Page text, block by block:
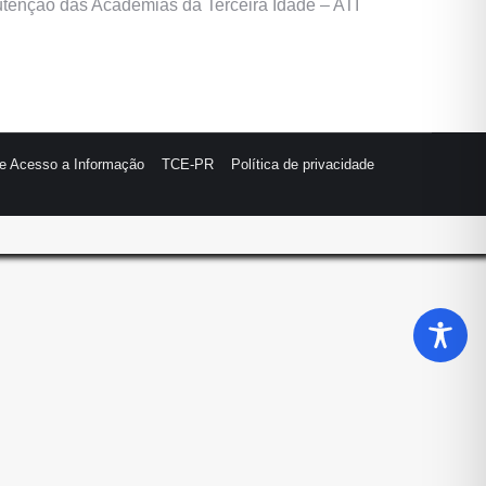
das Academias da Terceira Idade – ATI
Acesso a Informação TCE-PR
Política de privacidade